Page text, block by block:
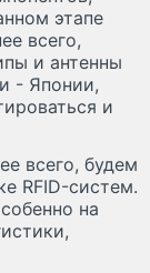
этапе
всего,
и антенны
- Японии,
и
всего, будем
RFID-систем.
на